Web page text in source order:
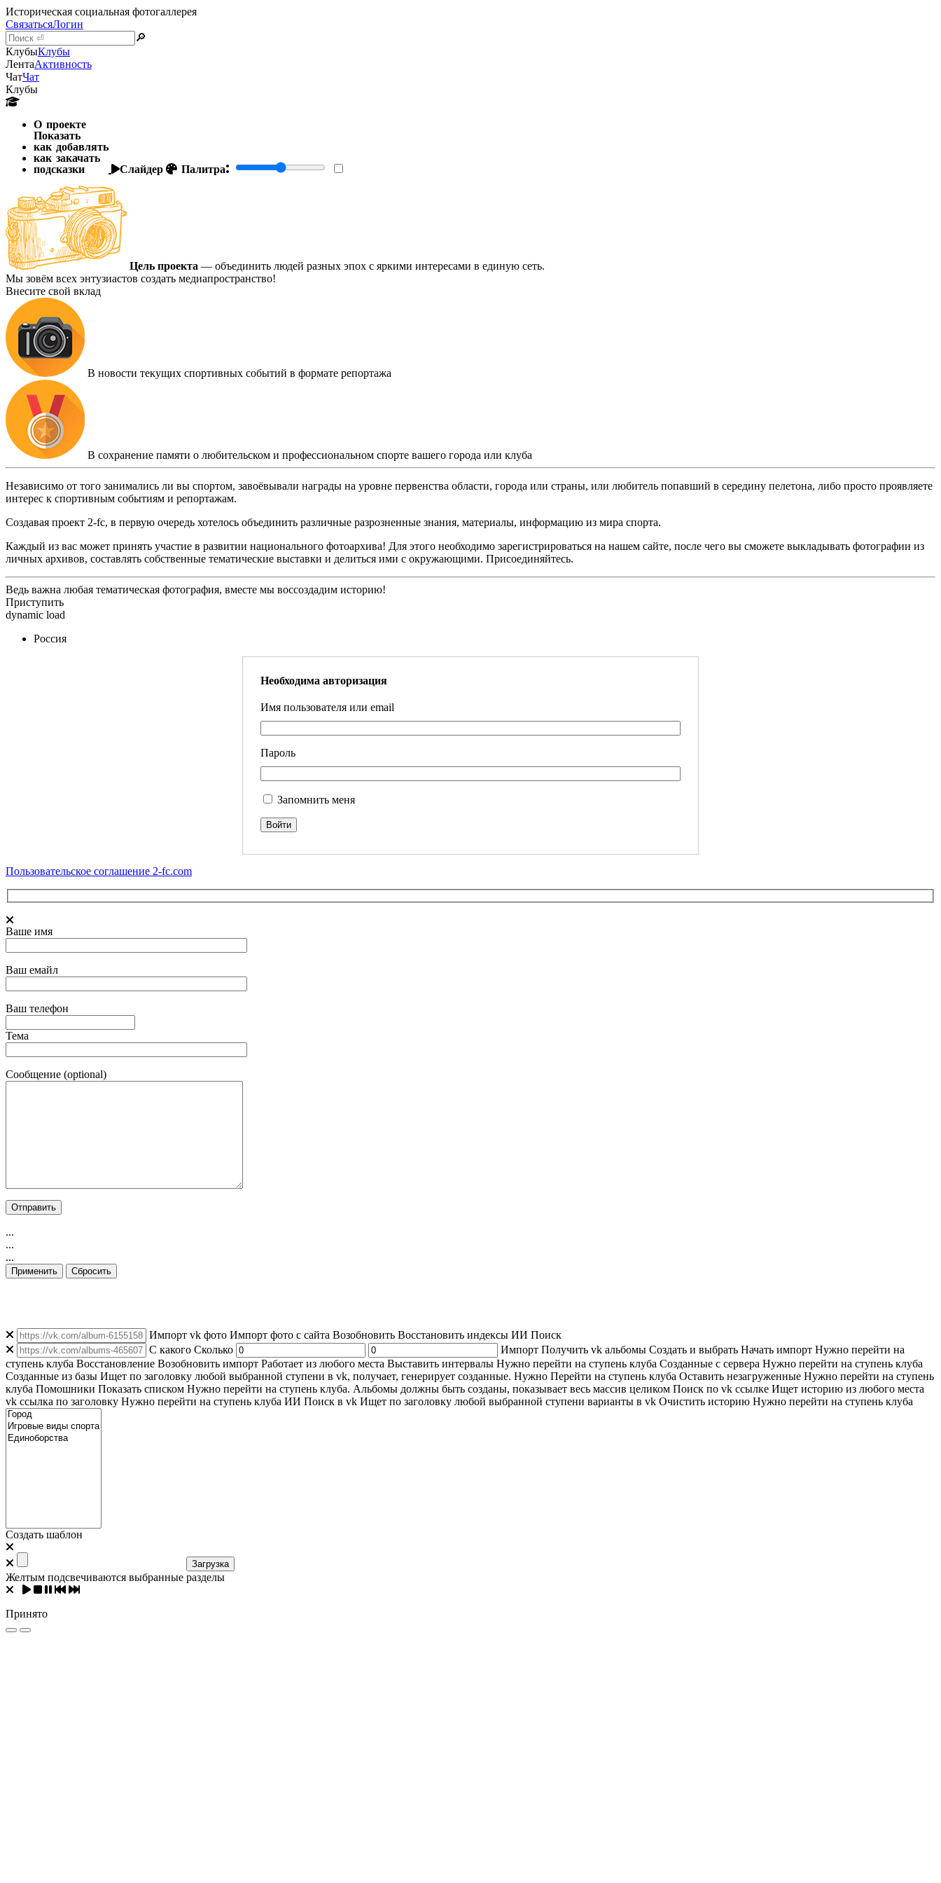
Историческая социальная фотогаллерея
СвязатьсяЛогин
🔎
КлубыКлубы
ЛентаАктивность
ЧатЧат
Клубы
О проекте
Показать
как добавлять
как закачать
подсказки
Слайдер Палитра:
Цель проекта — объединить людей разных эпох с яркими интересами в единую сеть.
Мы зовём всех энтузиастов создать медиапространство!
Внесите свой вклад
В новости текущих спортивных событий в формате репортажа
В сохранение памяти о любительском и профессиональном спорте вашего города или клуба
Независимо от того занимались ли вы спортом, завоёвывали награды на уровне первенства области, города или страны, или любитель попавший в середину пелетона, либо просто проявляете
интерес к спортивным событиям и репортажам.
Создавая проект 2-fc, в первую очередь хотелось объединить различные разрозненные знания, материалы, информацию из мира спорта.
Каждый из вас может принять участие в развитии национального фотоархива! Для этого необходимо зарегистрироваться на нашем сайте, после чего вы сможете выкладывать фотографии из
личных архивов, составлять собственные тематические выставки и делиться ими с окружающими. Присоединяйтесь.
Ведь важна любая тематическая фотография, вместе мы воссоздадим историю!
Приступить
dynamic load
Россия
Необходима авторизация
Имя пользователя или email
Пароль
Запомнить меня
Пользовательское соглашение 2-fc.com
Ваше имя
Ваш емайл
Ваш телефон
Тема
Сообщение (optional)
...
...
...
Применить Сбросить
Импорт vk фото Импорт фото с сайта Возобновить Восстановить индексы ИИ Поиск
C какого Сколько Импорт Получить vk альбомы Создать и выбрать Начать импорт Нужно перейти на
ступень клуба Восстановление Возобновить импорт Работает из любого места Выставить интервалы Нужно перейти на ступень клуба Созданные с сервера Нужно перейти на ступень клуба
Созданные из базы Ищет по заголовку любой выбранной ступени в vk, получает, генерирует созданные. Нужно Перейти на ступень клуба Оставить незагруженные Нужно перейти на ступень
клуба Помошники Показать списком Нужно перейти на ступень клуба. Альбомы должны быть созданы, показывает весь массив целиком Поиск по vk ссылке Ищет историю из любого места
vk ссылка по заголовку Нужно перейти на ступень клуба ИИ Поиск в vk Ищет по заголовку любой выбранной ступени варианты в vk Очистить историю Нужно перейти на ступень клуба
Создать шаблон
Загрузка
Желтым подсвечиваются выбранные разделы
Принято